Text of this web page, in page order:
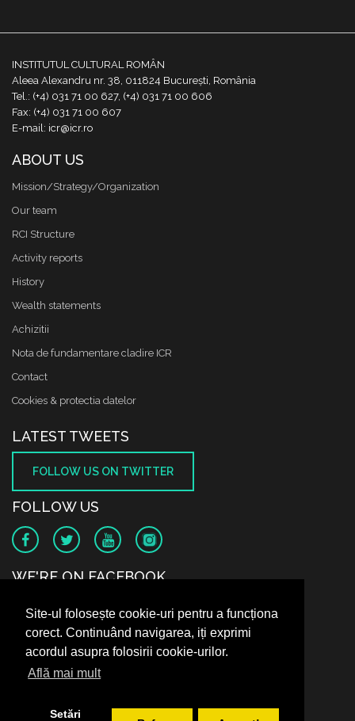
Site-ul folosește cookie-uri pentru a funcționa
corect. Continuând navigarea, iți exprimi
acordul asupra folosirii cookie-urilor.
Află mai mult
Setări
INSTITUTUL CULTURAL ROMÂN
Aleea Alexandru nr. 38, 011824 București, România
Tel.: (+4) 031 71 00 627, (+4) 031 71 00 606
Fax: (+4) 031 71 00 607
E-mail: icr@icr.ro
ABOUT US
Mission/Strategy/Organization
Our team
RCI Structure
Activity reports
History
Wealth statements
Achizitii
Nota de fundamentare cladire ICR
Contact
Cookies & protectia datelor
LATEST TWEETS
FOLLOW US ON TWITTER
FOLLOW US
WE'RE ON FACEBOOK